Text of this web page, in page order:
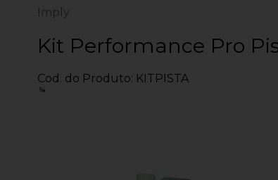
Imply
Kit Performance Pro
Cod. do Produto: KITPISTA